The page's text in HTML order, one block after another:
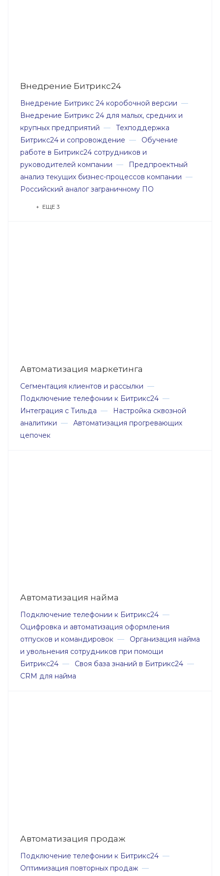
Внедрение Битрикс24
Внедрение Битрикс 24 коробочной версии —
Внедрение Битрикс 24 для малых, средних и
крупных предприятий —
Техподдержка
Битрикс24 и сопровождение —
Обучение
работе в Битрикс24 сотрудников и
руководителей компании —
Предпроектный
анализ текущих бизнес-процессов компании —
Российский аналог заграничному ПО
+ ЕЩЕ 3
Автоматизация маркетинга
Сегментация клиентов и рассылки —
Подключение телефонии к Битрикс24 —
Интеграция с Тильда —
Настройка сквозной
аналитики —
Автоматизация прогревающих
цепочек
Автоматизация найма
Подключение телефонии к Битрикс24 —
Оцифровка и автоматизация оформления
отпусков и командировок —
Организация найма
и увольнения сотрудников при помощи
Битрикс24 — Своя база знаний в Битрикс24 —
CRM для найма
Автоматизация продаж
Подключение телефонии к Битрикс24 —
Оптимизация повторных продаж —